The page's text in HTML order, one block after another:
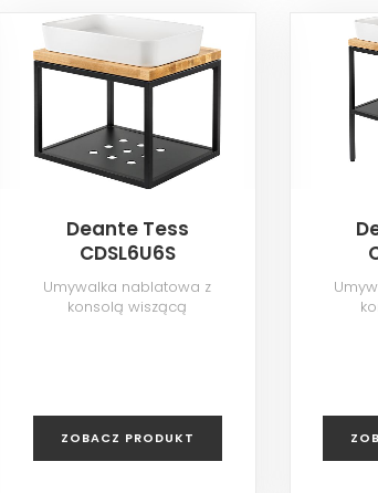
Deante Tess
CDSL6U6S
Umywalka nablatowa z
konsolą wiszącą
ZOBACZ PRODUKT